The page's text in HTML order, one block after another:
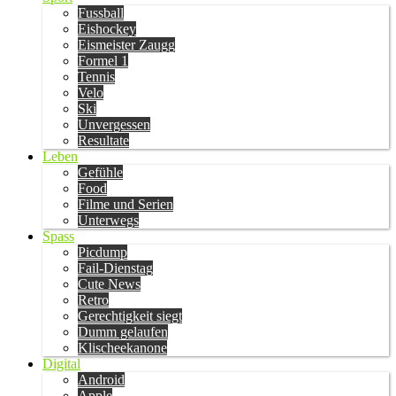
Fussball
Eishockey
Eismeister Zaugg
Formel 1
Tennis
Velo
Ski
Unvergessen
Resultate
Leben
Gefühle
Food
Filme und Serien
Unterwegs
Spass
Picdump
Fail-Dienstag
Cute News
Retro
Gerechtigkeit siegt
Dumm gelaufen
Klischeekanone
Digital
Android